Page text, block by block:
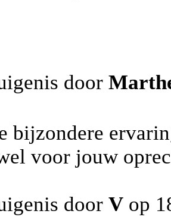
door
bijzondere
voor jouw
door V op